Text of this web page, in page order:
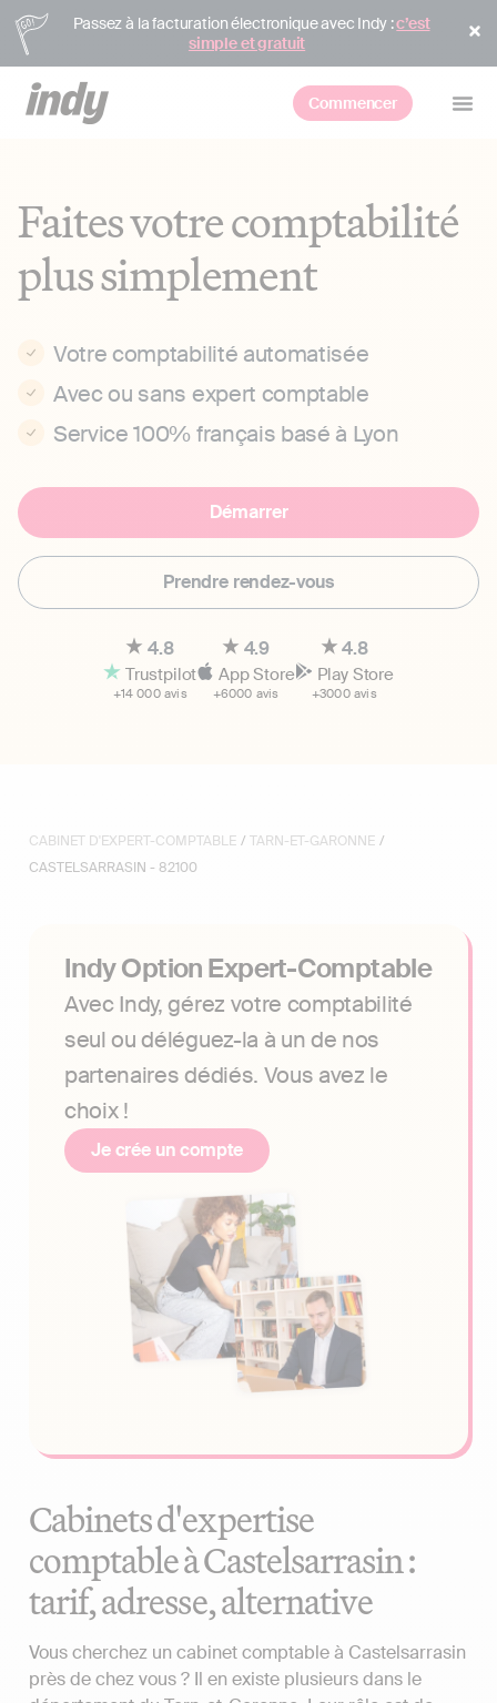
Passez à la facturation électronique avec Indy :c’est
simple et gratuit
Commencer
Faites votre comptabilité
plus simplement
Votre comptabilité automatisée
Avec ou sans expert comptable
Service 100% français basé à Lyon
Démarrer
Prendre rendez-vous
4.8
Trustpilot
+14 000 avis
4.9
App Store
+6000 avis
4.8
Play Store
+3000 avis
CABINET D'EXPERT-COMPTABLE / TARN-ET-GARONNE /
CASTELSARRASIN - 82100
Indy Option Expert-Comptable
Avec Indy, gérez votre comptabilité
seul ou déléguez-la à un de nos
partenaires dédiés. Vous avez le
choix !
Je crée un compte
Cabinets d'expertise
comptable à Castelsarrasin :
tarif, adresse, alternative
Vous cherchez un cabinet comptable à Castelsarrasin
près de chez vous ? Il en existe plusieurs dans le